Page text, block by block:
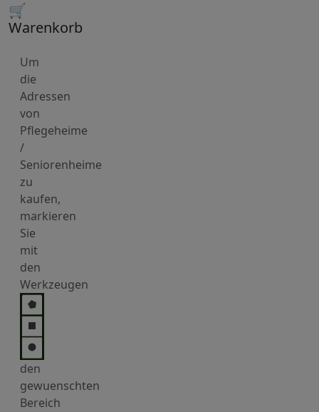
🛒
Warenkorb
Um
die
Adressen
von
Pflegeheime
/
Seniorenheime
zu
kaufen,
markieren
Sie
mit
den
Werkzeugen
den
gewuenschten
Bereich